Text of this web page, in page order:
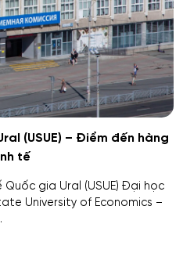
tin trong thực thi pháp luật
(USUE) – Điểm đến hàng
tế
Quốc gia Ural (USUE) Đại học
University of Economics –